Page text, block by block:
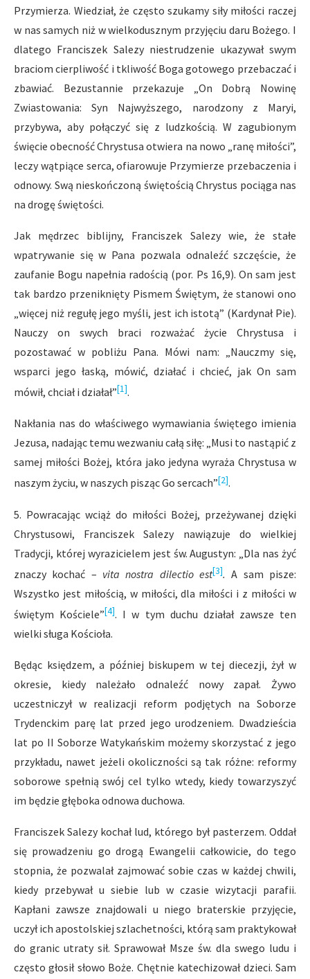
Przymierza. Wiedział, że często szukamy siły miłości raczej
w nas samych niż w wielkodusznym przyjęciu daru Bożego. I
dlatego Franciszek Salezy niestrudzenie ukazywał swym
braciom cierpliwość i tkliwość Boga gotowego przebaczać i
zbawiać. Bezustannie przekazuje „On Dobrą Nowinę
Zwiastowania: Syn Najwyższego, narodzony z Maryi,
przybywa, aby połączyć się z ludzkością. W zagubionym
święcie obecność Chrystusa otwiera na nowo „ranę miłości”,
leczy wątpiące serca, ofiarowuje Przymierze przebaczenia i
odnowy. Swą nieskończoną świętością Chrystus pociąga nas
na drogę świętości.
Jak mędrzec biblijny, Franciszek Salezy wie, że stałe
wpatrywanie się w Pana pozwala odnaleźć szczęście, że
zaufanie Bogu napełnia radością (por. Ps 16,9). On sam jest
tak bardzo przeniknięty Pismem Świętym, że stanowi ono
„więcej niż regułę jego myśli, jest ich istotą” (Kardynał Pie).
Nauczy on swych braci rozważać życie Chrystusa i
pozostawać w pobliżu Pana. Mówi nam: „Nauczmy się,
wsparci jego łaską, mówić, działać i chcieć, jak On sam
mówił, chciał i działał”[1].
Nakłania nas do właściwego wymawiania świętego imienia
Jezusa, nadając temu wezwaniu całą siłę: „Musi to nastąpić z
samej miłości Bożej, która jako jedyna wyraża Chrystusa w
na­szym życiu, w naszych pisząc Go sercach”[2].
5. Powracając wciąż do miłości Bożej, przeżywanej dzięki
Chrystusowi, Franciszek Salezy nawiązuje do wielkiej
Tradycji, której wyrazicielem jest św. Augustyn: „Dla nas żyć
znaczy kochać – vita nostra dilectio est[3]. A sam pisze:
Wszystko jest miłością, w miłości, dla miłości i z miłości w
świętym Kościele”[4]. I w tym duchu działał zawsze ten
wielki sługa Kościoła.
Będąc księdzem, a później biskupem w tej diecezji, żył w
okresie, kiedy należało odnaleźć nowy zapał. Żywo
uczestniczył w realizacji reform podjętych na Soborze
Trydenckim parę lat przed jego urodzeniem. Dwadzieścia
lat po II Soborze Watykańskim możemy skorzystać z jego
przykładu, nawet jeżeli okoliczności są tak różne: reformy
soborowe spełnią swój cel tylko wtedy, kiedy towarzyszyć
im będzie głęboka odnowa duchowa.
Franciszek Salezy kochał lud, którego był pasterzem. Oddał
się prowadzeniu go drogą Ewangelii całkowicie, do tego
stopnia, że pozwalał zajmować sobie czas w każdej chwili,
kiedy przebywał u siebie lub w czasie wizytacji parafii.
Kapłani zawsze znajdowali u niego braterskie przyjęcie,
uczył ich apostolskiej szlachetności, którą sam praktykował
do granic utraty sił. Sprawował Msze św. dla swego ludu i
często głosił słowo Boże. Chętnie katechizował dzieci. Sam